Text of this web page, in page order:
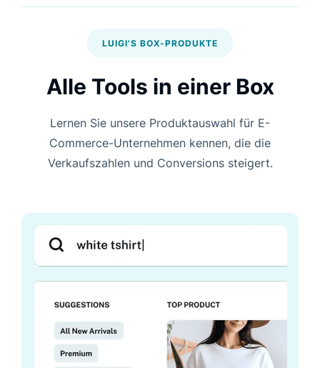
LUIGI'S BOX-PRODUKTE
Alle Tools in einer Box
Lernen Sie unsere Produktauswahl für E-
Commerce-Unternehmen kennen, die die
Verkaufszahlen und Conversions steigert.